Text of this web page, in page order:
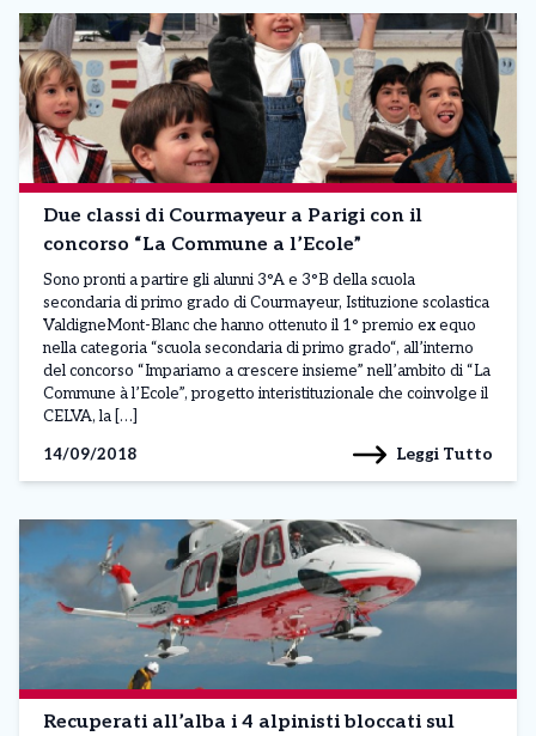
Due classi di Courmayeur a Parigi con il
concorso “La Commune a l’Ecole”
Sono pronti a partire gli alunni 3°A e 3°B della scuola
secondaria di primo grado di Courmayeur, Istituzione scolastica
ValdigneMont-Blanc che hanno ottenuto il 1° premio ex equo
nella categoria “scuola secondaria di primo grado“, all’interno
del concorso “Impariamo a crescere insieme” nell’ambito di “La
Commune à l’Ecole”, progetto interistituzionale che coinvolge il
CELVA, la […]
14/09/2018
Leggi Tutto
Recuperati all’alba i 4 alpinisti bloccati sul